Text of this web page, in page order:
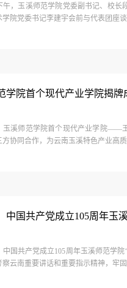
午，玉溪师范学院党委副书记、校长
学院党委书记李建宇会前与代表团座
学院首个现代产业学院揭
玉溪师范学院首个现代产业学院——
方协同合作，为云南玉溪特色产业高
中国共产党成立105周年玉
中国共产党成立105周年玉溪师范学
察云南重要讲话和重要指示精神，牢